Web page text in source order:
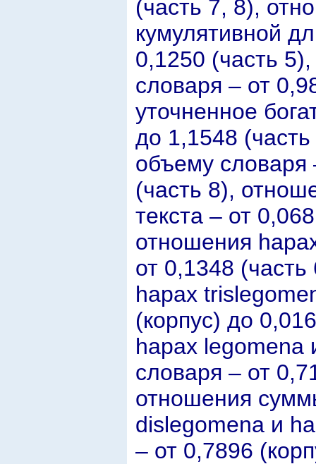
(часть 7, 8),
кумулятивной
0,1250 (часть
словаря – от
уточненное
до 1,1548
объему словаря
(часть 8),
текста – от
отношения
от 0,1348
hapax
(корпус) до
hapax legomena
словаря – от
отношения
dislegomena и
– от 0,7896